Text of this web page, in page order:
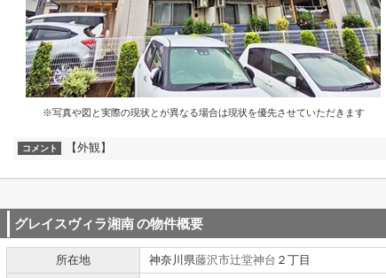
※写真や図と実際の現状とが異なる場合は現状を優先させていただきます
コメント 【外観】
グレイスヴィラ湘南の物件概要
所在地 神奈川県藤沢市辻堂神台 ２丁目